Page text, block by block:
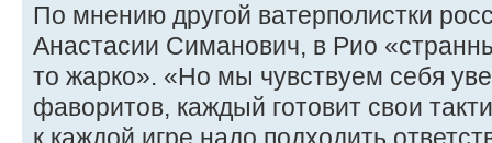
По мнению другой ватерполистки
Анастасии Симанович, в Рио
то жарко». «Но мы чувствуем себя
фаворитов, каждый готовит свои